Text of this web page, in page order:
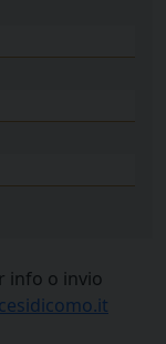
info o invio